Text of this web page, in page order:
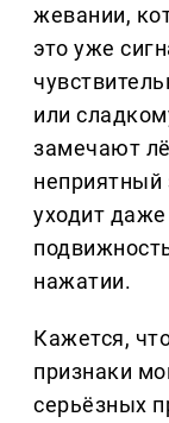
жевании,
это уже
или
замечают
неприятный
уходит
нажатии.
Кажется,
признаки
серьёзных